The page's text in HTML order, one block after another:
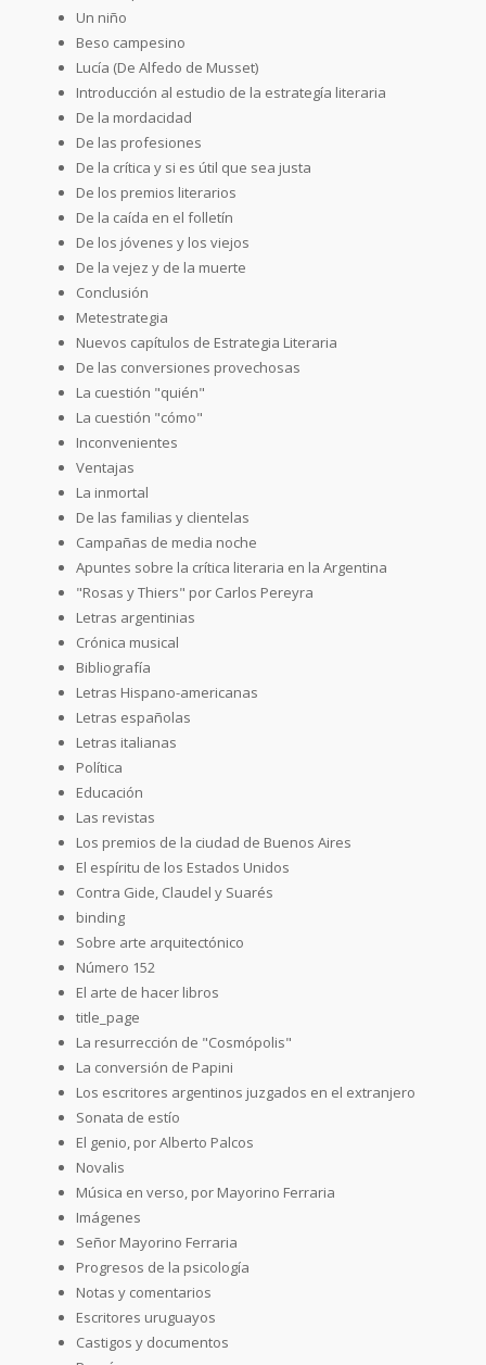
Un niño
Beso campesino
Lucía (De Alfedo de Musset)
Introducción al estudio de la estrategía literaria
De la mordacidad
De las profesiones
De la crítica y si es útil que sea justa
De los premios literarios
De la caída en el folletín
De los jóvenes y los viejos
De la vejez y de la muerte
Conclusión
Metestrategia
Nuevos capítulos de Estrategia Literaria
De las conversiones provechosas
La cuestión "quién"
La cuestión "cómo"
Inconvenientes
Ventajas
La inmortal
De las familias y clientelas
Campañas de media noche
Apuntes sobre la crítica literaria en la Argentina
"Rosas y Thiers" por Carlos Pereyra
Letras argentinias
Crónica musical
Bibliografía
Letras Hispano-americanas
Letras españolas
Letras italianas
Política
Educación
Las revistas
Los premios de la ciudad de Buenos Aires
El espíritu de los Estados Unidos
Contra Gide, Claudel y Suarés
binding
Sobre arte arquitectónico
Número 152
El arte de hacer libros
title_page
La resurrección de "Cosmópolis"
La conversión de Papini
Los escritores argentinos juzgados en el extranjero
Sonata de estío
El genio, por Alberto Palcos
Novalis
Música en verso, por Mayorino Ferraria
Imágenes
Señor Mayorino Ferraria
Progresos de la psicología
Notas y comentarios
Escritores uruguayos
Castigos y documentos